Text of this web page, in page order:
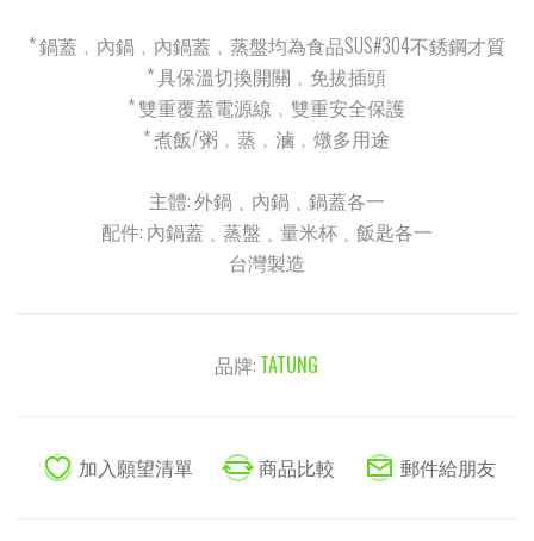
* 鍋蓋﹐內鍋﹐內鍋蓋﹐蒸盤均為食品SUS#304不銹鋼才質
* 具保溫切換開關﹐免拔插頭
* 雙重覆蓋電源線﹐雙重安全保護
* 煮飯/粥﹐蒸﹐滷﹐燉多用途
主體: 外鍋﹑內鍋﹑鍋蓋各一
配件: 內鍋蓋﹑蒸盤﹑量米杯﹑飯匙各一
台灣製造
品牌: TATUNG